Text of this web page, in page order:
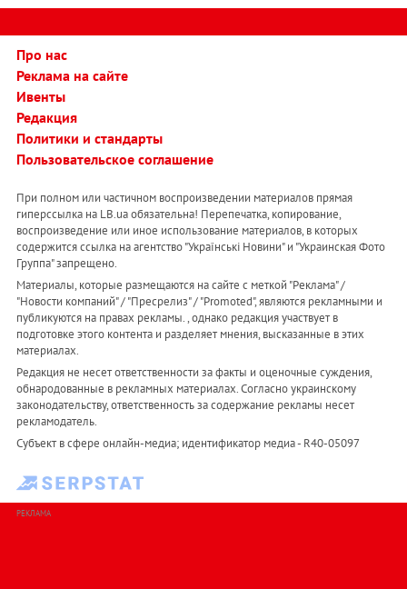
Про нас
Реклама на сайте
Ивенты
Редакция
Политики и стандарты
Пользовательское соглашение
При полном или частичном воспроизведении материалов прямая
гиперссылка на LB.ua обязательна! Перепечатка, копирование,
воспроизведение или иное использование материалов, в которых
содержится ссылка на агентство "Українськi Новини" и "Украинская Фото
Группа" запрещено.
Материалы, которые размещаются на сайте с меткой "Реклама" /
"Новости компаний" / "Пресрелиз" / "Promoted", являются рекламными и
публикуются на правах рекламы. , однако редакция участвует в
подготовке этого контента и разделяет мнения, высказанные в этих
материалах.
Редакция не несет ответственности за факты и оценочные суждения,
обнародованные в рекламных материалах. Согласно украинскому
законодательству, ответственность за содержание рекламы несет
рекламодатель.
Субъект в сфере онлайн-медиа; идентификатор медиа - R40-05097
РЕКЛАМА